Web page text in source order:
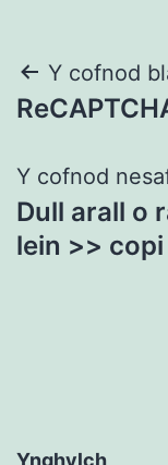
Llywio
cofnod
Y cofnod
Y cofnod
Dull arall o
lein >>